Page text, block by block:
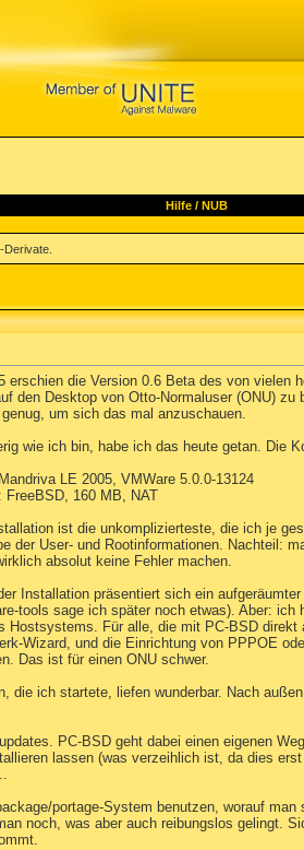
Hilfe/ NUB
Derivate.
erschien die Version 0.6 Beta des von vielen
den Desktop von Otto-Normaluser (ONU)
um sich das mal anzuschauen.
wie ich bin, habe ich das heute getan. Die
LE 2005, VMWare 5.0.0-13124
FreeBSD, 160 MB, NAT
ist die unkomplizierteste, die ich je
der User- und Rootinformationen. Nachteil:
absolut keine Fehler machen.
Installation präsentiert sich ein
tools sage ich später noch etwas). Aber:
Hostsystems. Für alle, die mit PC-BSD
Wizard, und die Einrichtung von PPPOE
Das ist für einen ONU schwer.
die ich startete, liefen wunderbar. Nach
PC-BSD geht dabei einen eigenen
lassen (was verzeihlich ist, da dies
portage-System benutzen, worauf
noch, was aber auch reibungslos gelingt.